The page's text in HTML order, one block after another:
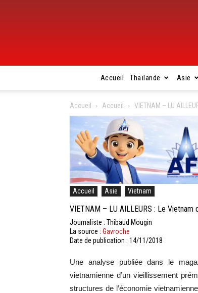
Accueil Thaïlande Asie
Accueil Accueil VIETNAM – LU
Accueil Asie Vietnam
VIETNAM – LU AILLEURS : Le Vietnam
Journaliste : Thibaud Mougin
La source : Gavroche
Date de publication : 14/11/2018
Une analyse publiée dans le
vietnamienne d’un vieillissement
structures de l’économie